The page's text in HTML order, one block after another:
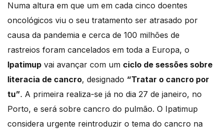
Numa altura em que um em cada cinco doentes
oncológicos viu o seu tratamento ser atrasado por
causa da pandemia e cerca de 100 milhões de
rastreios foram cancelados em toda a Europa, o
Ipatimup vai avançar com um ciclo de sessões sobre
literacia de cancro, designado “Tratar o cancro por
tu”. A primeira realiza-se já no dia 27 de janeiro, no
Porto, e será sobre cancro do pulmão. O Ipatimup
considera urgente reintroduzir o tema do cancro na